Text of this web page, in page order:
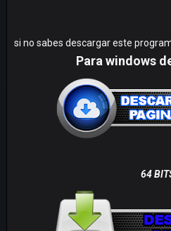
si no sabes descargar este
Para windows
64